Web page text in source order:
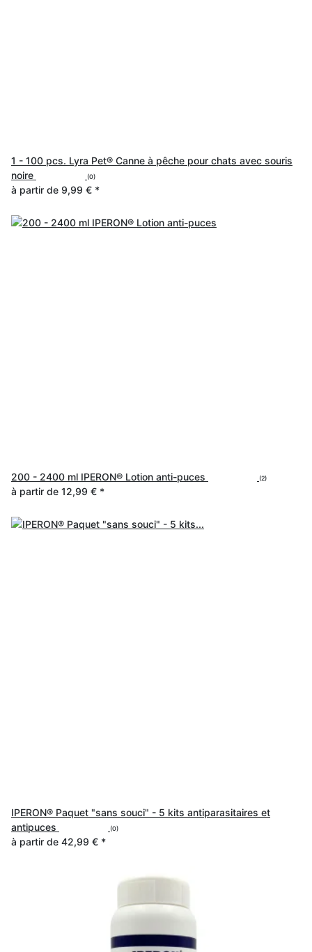
1 - 100 pcs. Lyra Pet® Canne à pêche pour chats avec souris
noire
(0)
à partir de 9,99 € *
200 - 2400 ml IPERON® Lotion anti-puces (2)
à partir de 12,99 € *
IPERON® Paquet "sans souci" - 5 kits antiparasitaires et
antipuces
(0)
à partir de 42,99 € *